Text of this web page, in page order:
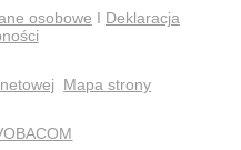
osobowe I Deklaracja
Mapa strony